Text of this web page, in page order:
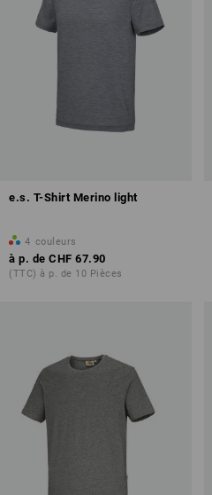
e.s. T-Shirt Merino light
4 couleurs
à p. de CHF 67.90
(TTC) à p. de 10 Pièces